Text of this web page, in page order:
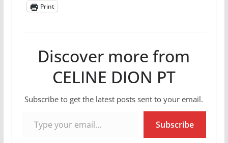
Print
Discover more from
CELINE DION PT
Subscribe to get the latest posts sent to your email.
Subscribe